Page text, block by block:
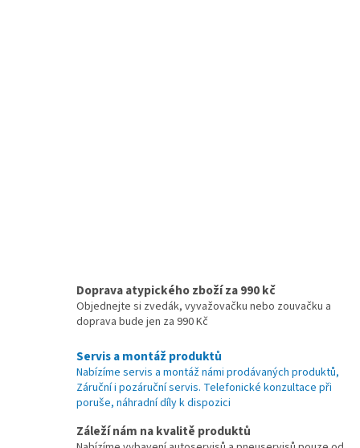
Doprava atypického zboží za 990 kč
Objednejte si zvedák, vyvažovačku nebo zouvačku a
doprava bude jen za 990 Kč
Servis a montáž produktů
Nabízíme servis a montáž námi prodávaných produktů,
Záruční i pozáruční servis. Telefonické konzultace při
poruše, náhradní díly k dispozici
Záleží nám na kvalitě produktů